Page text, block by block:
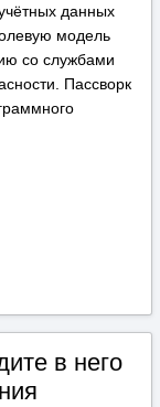
данных
модель
со службами
Пассворк
в него